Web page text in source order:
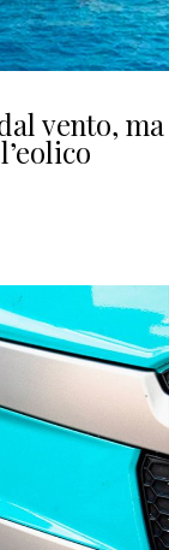
vento, ma